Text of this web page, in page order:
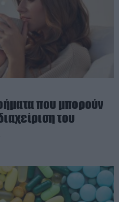
που μπορούν
του